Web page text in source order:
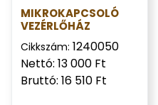
MIKROKAPCSOLÓ
VEZÉRLŐHÁZ
Cikkszám: 1240050
Nettó: 13 000 Ft
Bruttó: 16 510 Ft